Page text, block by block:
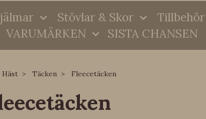
Stövlar & Skor Tillbehör
VARUMÄRKEN SISTA CHANSEN
Häst Täcken Fleecetäcken